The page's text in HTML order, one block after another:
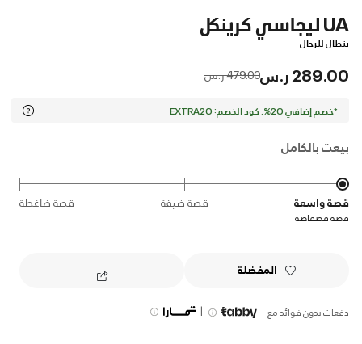
UA ليجاسي كرينكل
بنطال للرجال
289.00 ر.س Price reduced from
479.00 ر.س to
*خصم إضافي 20%. كود الخصم: EXTRA20
بيعت بالكامل
قصة واسعة قصة ضيقة قصة ضاغطة
قصة فضفاضة
المفضلة
دفعات بدون فوائد مع |